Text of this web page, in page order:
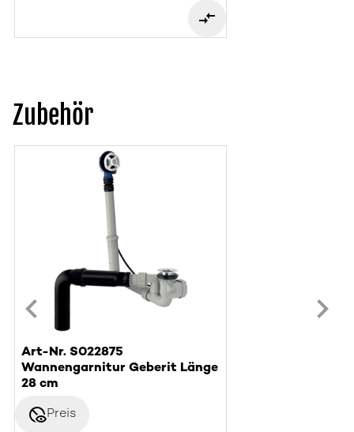
Zubehör
Art-Nr. S022875
Wannengarnitur Geberit Länge
28 cm
disabled_visiblePreis